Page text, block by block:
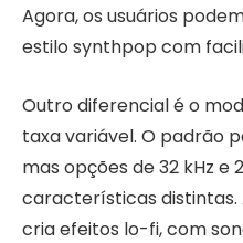
Agora, os usuários
estilo synthpop com
Outro diferencial é o
taxa variável. O padrão
mas opções de 32 kHz e
características distintas.
cria efeitos lo-fi, com